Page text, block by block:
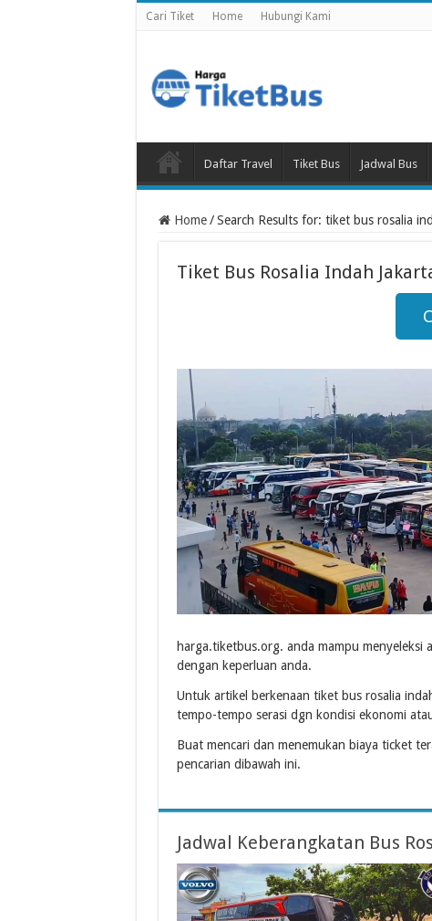
Cari Tiket Home Hubungi Kami
Daftar Travel Tiket Bus Jadwal Bus
Home / Search Results for: tiket bus rosalia
Tiket Bus Rosalia Indah
harga.tiketbus.org. anda mampu
dengan keperluan anda.
Untuk artikel berkenaan tiket bus rosalia
tempo-tempo serasi dgn kondisi ekonomi
Buat mencari dan menemukan biaya ticket
pencarian dibawah ini.
Jadwal Keberangkatan Bus